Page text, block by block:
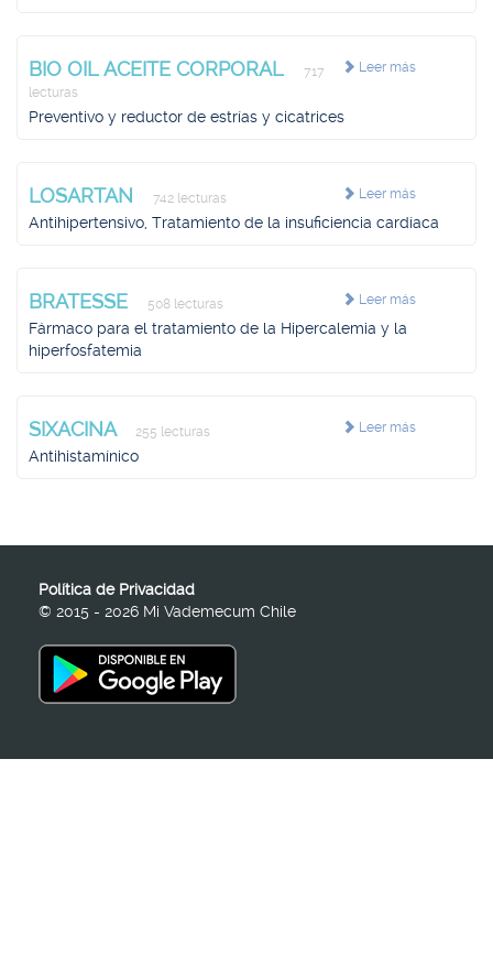
Leer más
BIO OIL ACEITE CORPORAL
717
lecturas
Preventivo y reductor de estrías y cicatrices
Leer más
LOSARTAN 742 lecturas
Antihipertensivo, Tratamiento de la insuficiencia cardíaca
Leer más
BRATESSE 508 lecturas
Fármaco para el tratamiento de la Hipercalemia y la
hiperfosfatemia
Leer más
SIXACINA 255 lecturas
Antihistamínico
Política de Privacidad
© 2015 - 2026 Mi Vademecum Chile